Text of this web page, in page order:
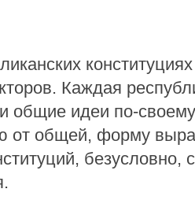
Каждая
общие идеи по-
от общей, форму